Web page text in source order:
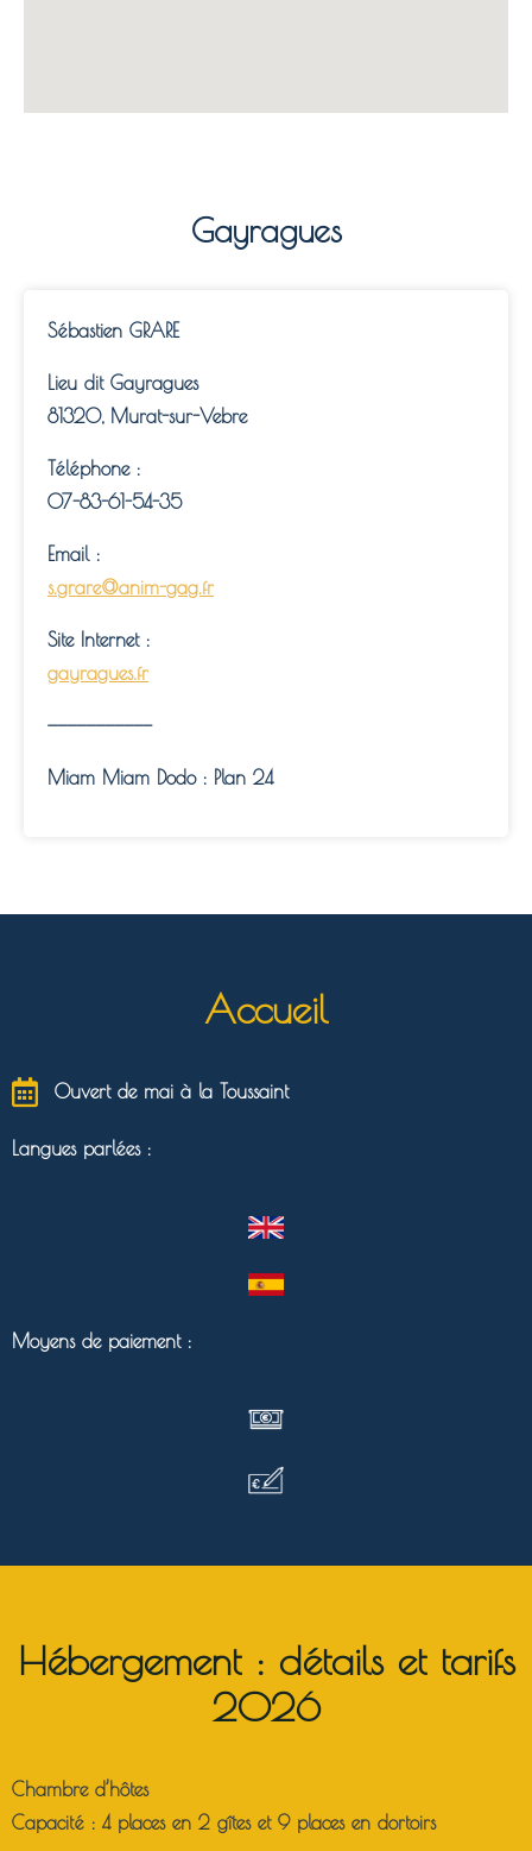
Gayragues
Sébastien GRARE
Lieu dit Gayragues
81320, Murat-sur-Vebre
Téléphone :
07-83-61-54-35
Email :
s.grare@anim-gag.fr
Site Internet :
gayragues.fr
———————————
Miam Miam Dodo : Plan 24
Accueil
Ouvert de mai à la Toussaint
Langues parlées :
Moyens de paiement :
Hébergement : détails et tarifs
2026
Chambre d’hôtes
Capacité : 4 places en 2 gîtes et 9 places en dortoirs